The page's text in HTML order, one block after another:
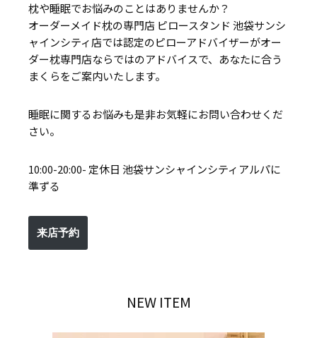
枕や睡眠でお悩みのことはありませんか？
オーダーメイド枕の専門店 ピロースタンド 池袋サンシ
ャインシティ店では認定のピローアドバイザーがオー
ダー枕専門店ならではのアドバイスで、あなたに合う
まくらをご案内いたします。
睡眠に関するお悩みも是非お気軽にお問い合わせくだ
さい。
10:00-20:00- 定休日 池袋サンシャインシティアルパに
準ずる
来店予約
NEW ITEM